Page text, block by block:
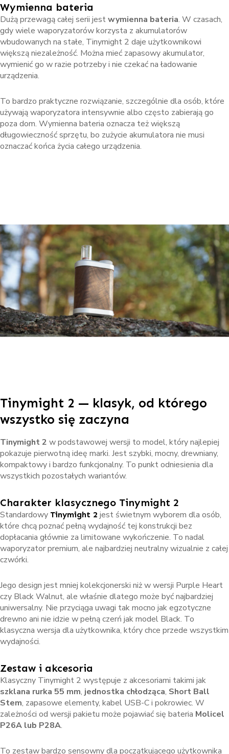
Wymienna bateria
Dużą przewagą całej serii jestwymienna bateria. W czasach,
gdy wiele waporyzatorów korzysta z akumulatorów
wbudowanych na stałe, Tinymight 2 daje użytkownikowi
większą niezależność. Można mieć zapasowy akumulator,
wymienić go w razie potrzeby i nie czekać na ładowanie
urządzenia.
To bardzo praktyczne rozwiązanie, szczególnie dla osób, które
używają waporyzatora intensywnie albo często zabierają go
poza dom. Wymienna bateria oznacza też większą
długowieczność sprzętu, bo zużycie akumulatora nie musi
oznaczać końca życia całego urządzenia.
Tinymight 2 — klasyk, od którego
wszystko się zaczyna
Tinymight 2 w podstawowej wersji to model, który najlepiej
pokazuje pierwotną ideę marki. Jest szybki, mocny, drewniany,
kompaktowy i bardzo funkcjonalny. To punkt odniesienia dla
wszystkich pozostałych wariantów.
Charakter klasycznego Tinymight 2
Standardowy Tinymight 2 jest świetnym wyborem dla osób,
które chcą poznać pełną wydajność tej konstrukcji bez
dopłacania głównie za limitowane wykończenie. To nadal
waporyzator premium, ale najbardziej neutralny wizualnie z całej
czwórki.
Jego design jest mniej kolekcjonerski niż w wersji Purple Heart
czy Black Walnut, ale właśnie dlatego może być najbardziej
uniwersalny. Nie przyciąga uwagi tak mocno jak egzotyczne
drewno ani nie idzie w pełną czerń jak model Black. To
klasyczna wersja dla użytkownika, który chce przede wszystkim
wydajności.
Zestaw i akcesoria
Klasyczny Tinymight 2 występuje z akcesoriami takimi jak
szklana rurka 55 mm, jednostka chłodząca, Short Ball
Stem, zapasowe elementy, kabel USB-C i pokrowiec. W
zależności od wersji pakietu może pojawiać się bateria Molicel
P26A lub P28A.
To zestaw bardzo sensowny dla początkującego użytkownika